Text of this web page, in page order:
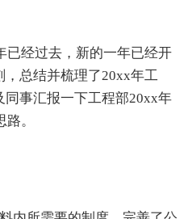
已经过去，新的一年已经开
总结并梳理了20xx年工
事汇报一下工程部20xx年
。